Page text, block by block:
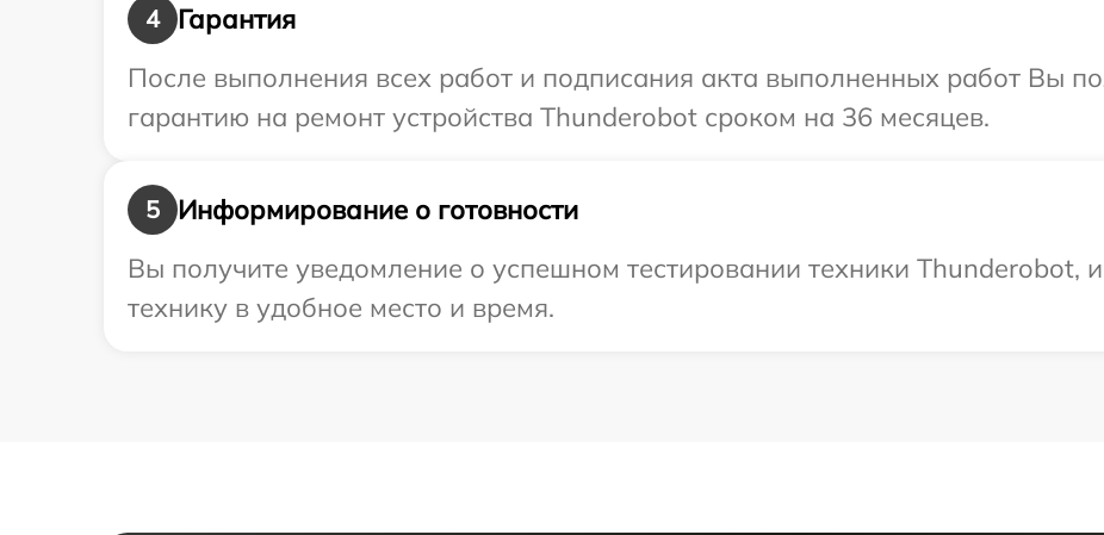
4
Гарантия
После выполнения всех работ и подписания акта выполненных работ Вы
гарантию на ремонт устройства Thunderobot сроком на 36 месяцев.
5
Информирование о готовности
Вы получите уведомление о успешном тестировании техники Thunderobot,
технику в удобное место и время.